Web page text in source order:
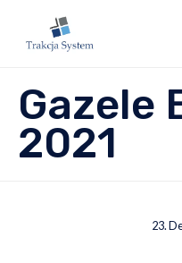
Gazele
2021
23.